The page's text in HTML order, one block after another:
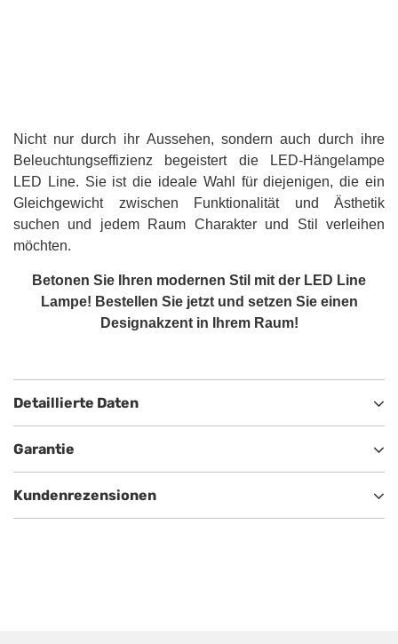
Nicht nur durch ihr Aussehen, sondern auch durch ihre
Beleuchtungseffizienz begeistert die LED-Hängelampe
LED Line. Sie ist die ideale Wahl für diejenigen, die ein
Gleichgewicht zwischen Funktionalität und Ästhetik
suchen und jedem Raum Charakter und Stil verleihen
möchten.
Betonen Sie Ihren modernen Stil mit der LED Line
Lampe! Bestellen Sie jetzt und setzen Sie einen
Designakzent in Ihrem Raum!
Detaillierte Daten
Garantie
Kundenrezensionen